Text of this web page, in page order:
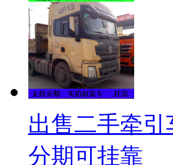
出售二手牵
分期可挂靠